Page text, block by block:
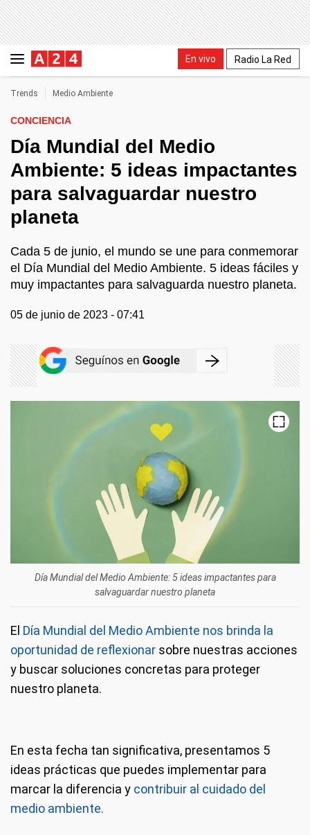
En vivo Radio La Red
Trends Medio Ambiente
CONCIENCIA
Día Mundial del Medio
Ambiente: 5 ideas impactantes
para salvaguardar nuestro
planeta
Cada 5 de junio, el mundo se une para conmemorar
el Día Mundial del Medio Ambiente. 5 ideas fáciles y
muy impactantes para salvaguarda nuestro planeta.
05 de junio de 2023 - 07:41
Día Mundial del Medio Ambiente: 5 ideas impactantes para
salvaguardar nuestro planeta
El Día Mundial del Medio Ambiente nos brinda la
oportunidad de reflexionar sobre nuestras acciones
y buscar soluciones concretas para proteger
nuestro planeta.
En esta fecha tan significativa, presentamos 5
ideas prácticas que puedes implementar para
marcar la diferencia y contribuir al cuidado del
medio ambiente.